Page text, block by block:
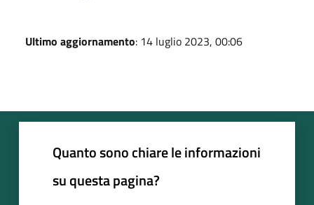
Ultimo aggiornamento: 14 luglio 2023, 00:06
Quanto sono chiare le informazioni
su questa pagina?